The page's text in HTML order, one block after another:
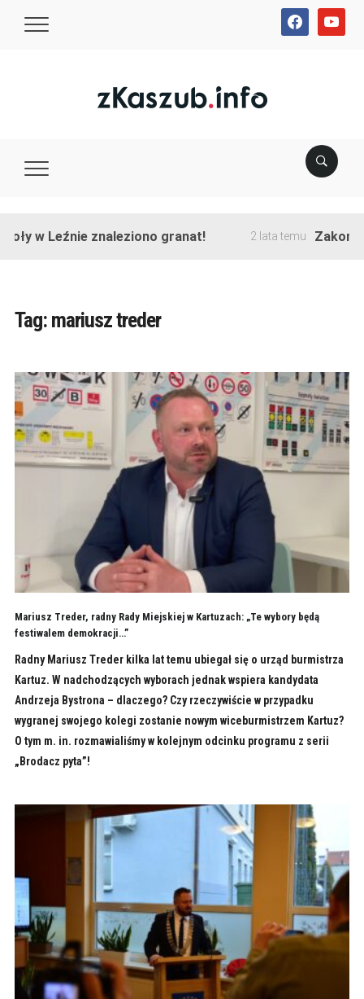
facebookyoutube
Leźnie znaleziono granat! 2 lata temu Zakończono
Tag: mariusz treder
Mariusz Treder, radny Rady Miejskiej w Kartuzach: „Te wybory będą
festiwalem demokracji…”
Radny Mariusz Treder kilka lat temu ubiegał się o urząd burmistrza
Kartuz. W nadchodzących wyborach jednak wspiera kandydata
Andrzeja Bystrona – dlaczego? Czy rzeczywiście w przypadku
wygranej swojego kolegi zostanie nowym wiceburmistrzem Kartuz?
O tym m. in. rozmawialiśmy w kolejnym odcinku programu z serii
„Brodacz pyta”!